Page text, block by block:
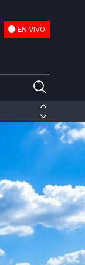
EN VIVO